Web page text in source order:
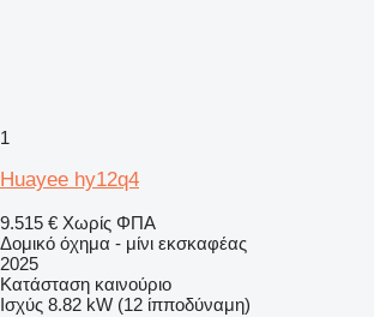
1
Huayee hy12q4
9.515 € Χωρίς ΦΠΑ
Δομικό όχημα - μίνι εκσκαφέας
2025
Κατάσταση καινούριο
Ισχύς 8.82 kW (12 ίπποδύναμη)